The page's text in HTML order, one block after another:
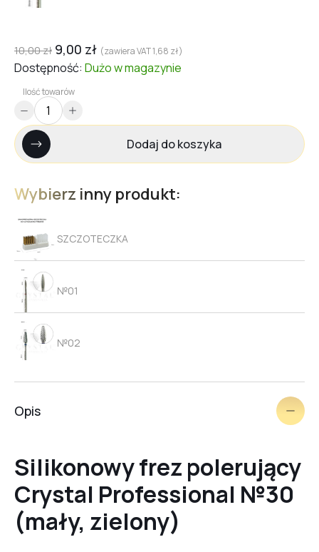
10,00zł 9,00 zł (zawiera VAT1,68 zł)
Dostępność: Dużow magazynie
Ilość towarów
Dodaj do koszyka
Wybierz inny produkt:
SZCZOTECZKA
№01
№02
№05
Opis
Silikonowy frez polerujący
Crystal Professional №30
(mały, zielony)